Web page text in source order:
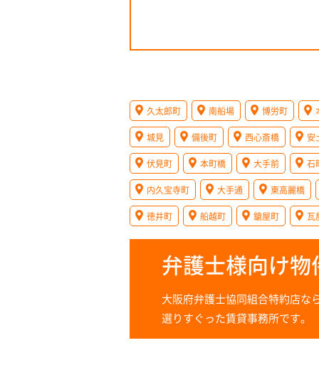
久太郎町 南船場 博労町
城見 備後町 西心斎橋 安
伏見町 本町橋 大手前 石
内久宝寺町 大手通 東高麗橋
徳井町 船越町 鎗屋町 瓦
弁護士様向け
大阪府弁護士協同組合特約店な
選りすぐった賃貸事務所です。